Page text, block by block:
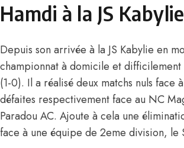
Hamdi à la JS
Depuis son arrivée à la JS Kabylie en
championnat à domicile et
(1-0). Il a réalisé deux matchs nuls face
défaites respectivement face au NC
Paradou AC. Ajoute à cela une
face à une équipe de 2eme division, le